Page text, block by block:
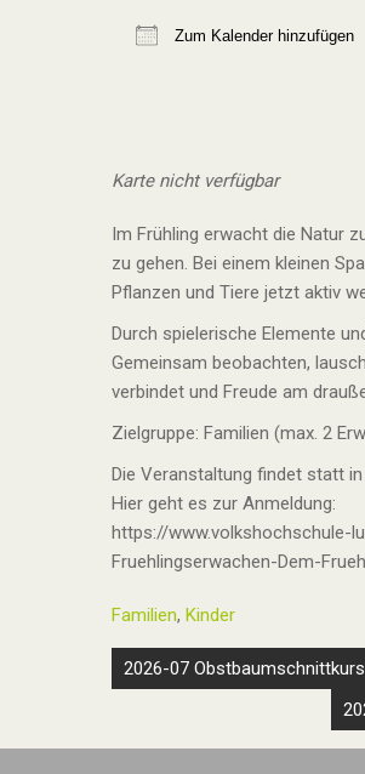
Zum Kalender hinzufügen
Karte nicht verfügbar
Im Frühling erwacht die Natur
zu gehen. Bei einem kleinen
Pflanzen und Tiere jetzt aktiv
Durch spielerische Elemente
Gemeinsam beobachten,
verbindet und Freude am
Zielgruppe: Familien (max. 2
Die Veranstaltung findet statt
Hier geht es zur Anmeldung:
https://www.volkshochschule-
Fruehlingserwachen-Dem-
Familien, Kinder
2026-07